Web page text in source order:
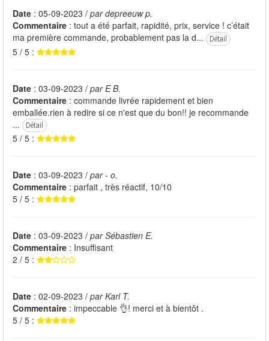
Date : 05-09-2023 / par depreeuw p.
Commentaire : tout a été parfait, rapidité, prix, service ! c’était
ma première commande, probablement pas la d...
Détail
5 / 5 :
Date : 03-09-2023 / par E B.
Commentaire : commande livrée rapidement et bien
emballée.rien à redire si ce n'est que du bon!! je recommande
...
Détail
5 / 5 :
Date : 03-09-2023 / par - o.
Commentaire : parfait , très réactif, 10/10
5 / 5 :
Date : 03-09-2023 / par Sébastien E.
Commentaire : Insuffisant
2 / 5 :
Date : 02-09-2023 / par Karl T.
Commentaire : impeccable 👌! merci et à bientôt .
5 / 5 :